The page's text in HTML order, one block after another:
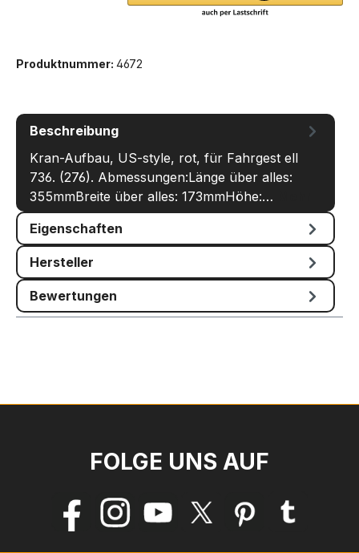
Produktnummer: 4672
Beschreibung
Kran-Aufbau, US-style, rot, für Fahrgest ell
736. (276). Abmessungen:Länge über alles:
355mmBreite über alles: 173mmHöhe:…
Eigenschaften
Hersteller
Bewertungen
FOLGE UNS AUF